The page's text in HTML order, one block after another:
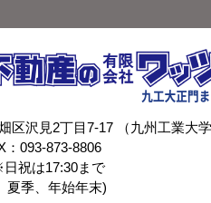
沢見2丁目7-17 （九州工業大学
093-873-8806
祝は17:30まで
夏季、年始年末)